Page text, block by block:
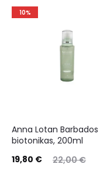
10%
Anna Lotan Barbados
biotonikas, 200ml
22,00€
19,80 €